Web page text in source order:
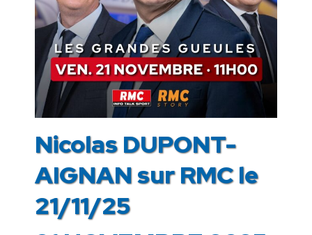
Nicolas DUPONT-
AIGNAN sur RMC le
21/11/25